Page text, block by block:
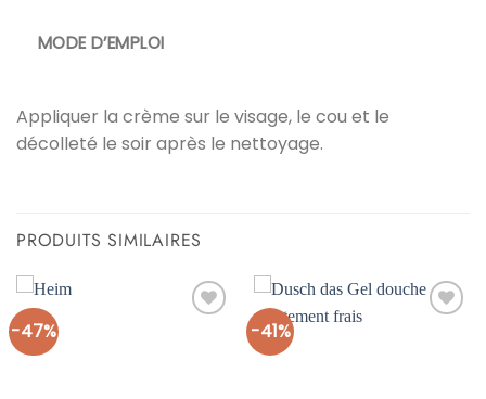
MODE D’EMPLOI
Appliquer la crème sur le visage, le cou et le
décolleté le soir après le nettoyage.
PRODUITS SIMILAIRES
-47% -41%